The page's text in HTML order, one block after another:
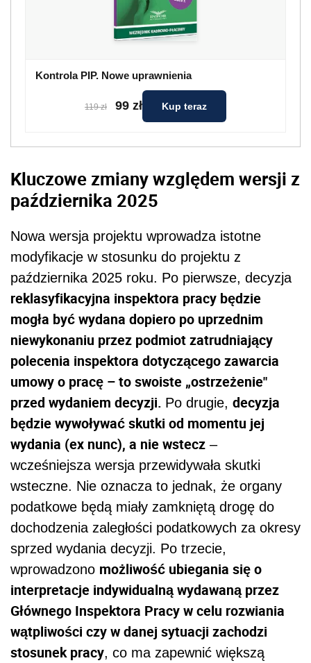
Kontrola PIP. Nowe uprawnienia
119 zł 99 zł Kup teraz
Kluczowe zmiany względem wersji z
października 2025
Nowa wersja projektu wprowadza istotne
modyfikacje w stosunku do projektu z
października 2025 roku. Po pierwsze, decyzja
reklasyfikacyjna inspektora pracy będzie
mogła być wydana dopiero po uprzednim
niewykonaniu przez podmiot zatrudniający
polecenia inspektora dotyczącego zawarcia
umowy o pracę – to swoiste „ostrzeżenie"
przed wydaniem decyzji. Po drugie, decyzja
będzie wywoływać skutki od momentu jej
wydania (ex nunc), a nie wstecz –
wcześniejsza wersja przewidywała skutki
wsteczne. Nie oznacza to jednak, że organy
podatkowe będą miały zamkniętą drogę do
dochodzenia zaległości podatkowych za okresy
sprzed wydania decyzji. Po trzecie,
wprowadzono możliwość ubiegania się o
interpretacje indywidualną wydawaną przez
Głównego Inspektora Pracy w celu rozwiania
wątpliwości czy w danej sytuacji zachodzi
stosunek pracy, co ma zapewnić większą